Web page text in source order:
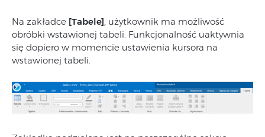
Na zakładce [Tabele], użytkownik ma możliwość
obróbki wstawionej tabeli. Funkcjonalność uaktywnia
się dopiero w momencie ustawienia kursora na
wstawionej tabeli.